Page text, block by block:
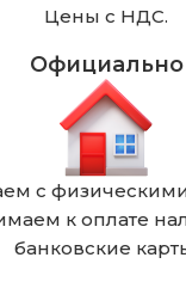
Цены с НДС.
Официально
с
к оплате
банковские